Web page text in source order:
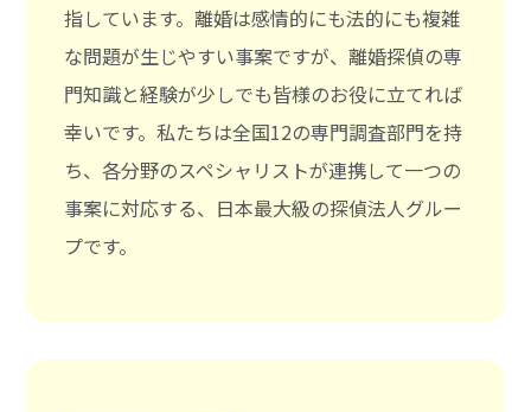
指しています。離婚は感情的にも法的にも複雑
な問題が生じやすい事案ですが、離婚探偵の専
門知識と経験が少しでも皆様のお役に立てれば
幸いです。私たちは全国12の専門調査部門を持
ち、各分野のスペシャリストが連携して一つの
事案に対応する、日本最大級の探偵法人グルー
プです。